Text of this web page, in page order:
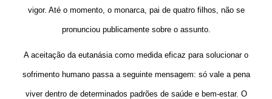
vigor. Até o momento, o monarca, pai de quatro filhos, não se
pronunciou publicamente sobre o assunto.
A aceitação da eutanásia como medida eficaz para solucionar o
sofrimento humano passa a seguinte mensagem: só vale a pena
viver dentro de determinados padrões de saúde e bem-estar. O